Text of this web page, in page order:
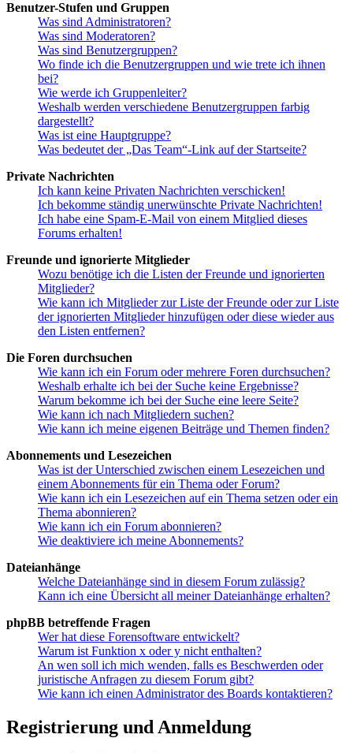
Benutzer-Stufen und Gruppen
Was sind Administratoren?
Was sind Moderatoren?
Was sind Benutzergruppen?
Wo finde ich die Benutzergruppen und wie trete ich ihnen
bei?
Wie werde ich Gruppenleiter?
Weshalb werden verschiedene Benutzergruppen farbig
dargestellt?
Was ist eine Hauptgruppe?
Was bedeutet der „Das Team“-Link auf der Startseite?
Private Nachrichten
Ich kann keine Privaten Nachrichten verschicken!
Ich bekomme ständig unerwünschte Private Nachrichten!
Ich habe eine Spam-E-Mail von einem Mitglied dieses
Forums erhalten!
Freunde und ignorierte Mitglieder
Wozu benötige ich die Listen der Freunde und ignorierten
Mitglieder?
Wie kann ich Mitglieder zur Liste der Freunde oder zur Liste
der ignorierten Mitglieder hinzufügen oder diese wieder aus
den Listen entfernen?
Die Foren durchsuchen
Wie kann ich ein Forum oder mehrere Foren durchsuchen?
Weshalb erhalte ich bei der Suche keine Ergebnisse?
Warum bekomme ich bei der Suche eine leere Seite?
Wie kann ich nach Mitgliedern suchen?
Wie kann ich meine eigenen Beiträge und Themen finden?
Abonnements und Lesezeichen
Was ist der Unterschied zwischen einem Lesezeichen und
einem Abonnements für ein Thema oder Forum?
Wie kann ich ein Lesezeichen auf ein Thema setzen oder ein
Thema abonnieren?
Wie kann ich ein Forum abonnieren?
Wie deaktiviere ich meine Abonnements?
Dateianhänge
Welche Dateianhänge sind in diesem Forum zulässig?
Kann ich eine Übersicht all meiner Dateianhänge erhalten?
phpBB betreffende Fragen
Wer hat diese Forensoftware entwickelt?
Warum ist Funktion x oder y nicht enthalten?
An wen soll ich mich wenden, falls es Beschwerden oder
juristische Anfragen zu diesem Forum gibt?
Wie kann ich einen Administrator des Boards kontaktieren?
Registrierung und Anmeldung